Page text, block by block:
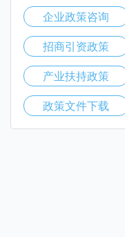
企业政策咨询
招商引资政策
产业扶持政策
政策文件下载